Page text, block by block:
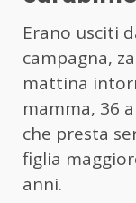
Erano usciti
campagna,
mattina
mamma, 36
che presta
figlia
anni.